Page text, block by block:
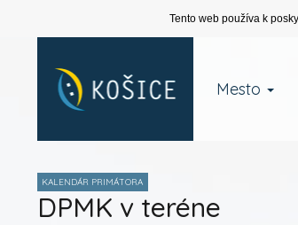
Tento web používa k
Mesto
KALENDÁR PRIMÁTORA
DPMK v teréne